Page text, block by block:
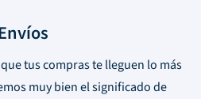
tus compras te lleguen lo más
muy bien el significado de